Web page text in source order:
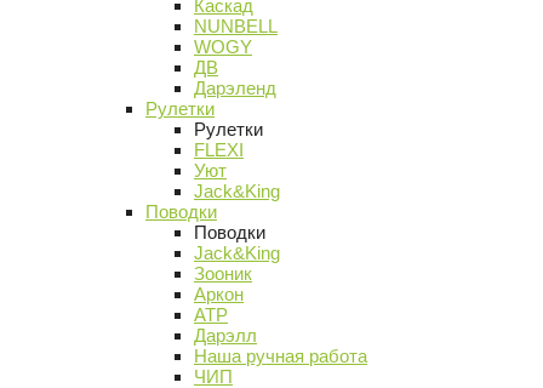
Каскад
NUNBELL
WOGY
ДВ
Дарэленд
Рулетки
Рулетки
FLEXI
Уют
Jack&King
Поводки
Поводки
Jack&King
Зооник
Аркон
АТР
Дарэлл
Наша ручная работа
ЧИП